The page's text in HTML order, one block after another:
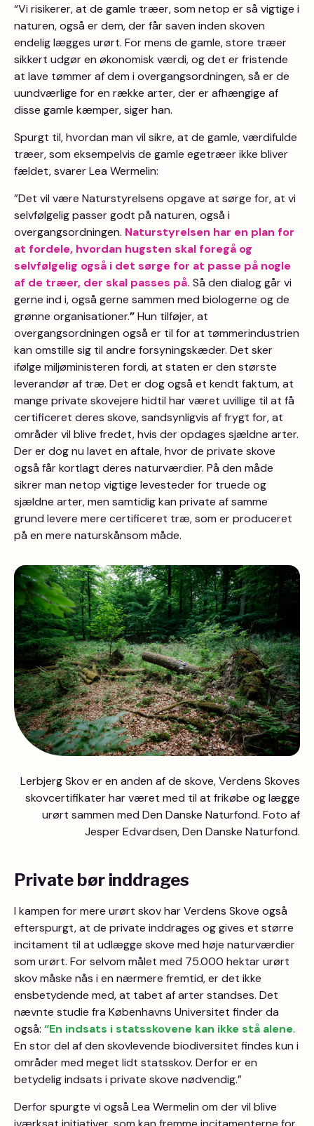
“Vi risikerer, at de gamle træer, som netop er så vigtige i
naturen, også er dem, der får saven inden skoven
endelig lægges urørt. For mens de gamle, store træer
sikkert udgør en økonomisk værdi, og det er fristende
at lave tømmer af dem i overgangsordningen, så er de
uundværlige for en række arter, der er afhængige af
disse gamle kæmper, siger han.
Spurgt til, hvordan man vil sikre, at de gamle, værdifulde
træer, som eksempelvis de gamle egetræer ikke bliver
fældet, svarer Lea Wermelin:
”Det vil være Naturstyrelsens opgave at sørge for, at vi
selvfølgelig passer godt på naturen, også i
overgangsordningen. Naturstyrelsen har en plan for
at fordele, hvordan hugsten skal foregå og
selvfølgelig også i det sørge for at passe på nogle
af de træer, der skal passes på. Så den dialog går vi
gerne ind i, også gerne sammen med biologerne og de
grønne organisationer.”Hun tilføjer, at
overgangsordningen også er til for at tømmerindustrien
kan omstille sig til andre forsyningskæder. Det sker
ifølge miljøministeren fordi, at staten er den største
leverandør af træ. Det er dog også et kendt faktum, at
mange private skovejere hidtil har været uvillige til at få
certificeret deres skove, sandsynligvis af frygt for, at
områder vil blive fredet, hvis der opdages sjældne arter.
Der er dog nu lavet en aftale, hvor de private skove
også får kortlagt deres naturværdier. På den måde
sikrer man netop vigtige levesteder for truede og
sjældne arter, men samtidig kan private af samme
grund levere mere certificeret træ, som er produceret
på en mere naturskånsom måde.
Lerbjerg Skov er en anden af de skove, Verdens Skoves
skovcertifikater har været med til at frikøbe og lægge
urørt sammen med Den Danske Naturfond. Foto af
Jesper Edvardsen, Den Danske Naturfond.
Private bør inddrages
I kampen for mere urørt skov har Verdens Skove også
efterspurgt, at de private inddrages og gives et større
incitament til at udlægge skove med høje naturværdier
som urørt. For selvom målet med 75.000 hektar urørt
skov måske nås i en nærmere fremtid, er det ikke
ensbetydende med, at tabet af arter standses. Det
nævnte studie fra Københavns Universitet finder da
også: “En indsats i statsskovene kan ikke stå alene.
En stor del af den skovlevende biodiversitet findes kun i
områder med meget lidt statsskov. Derfor er en
betydelig indsats i private skove nødvendig.”
Derfor spurgte vi også Lea Wermelin om der vil blive